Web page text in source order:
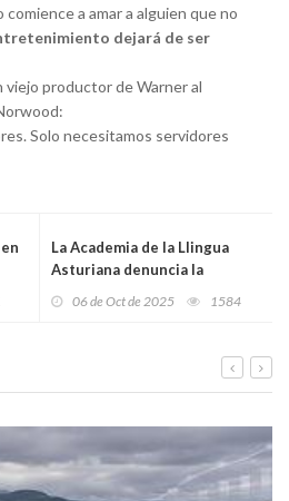
a amar a alguien que no
dejará de ser
viejo productor de Warner al
Solo necesitamos servidores
La Academia de la Llingua
Asturiana denuncia la
su reconocimiento oficial
06 de Oct de 2025 1584